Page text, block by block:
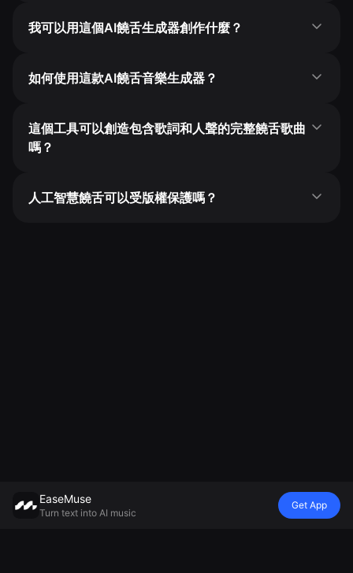
我可以用這個AI饒舌生成器創作什麼？
如何使用這款AI饒舌音樂生成器？
這個工具可以創造包含歌詞和人聲的完整饒舌歌曲
嗎？
人工智慧饒舌可以受版權保護嗎？
EaseMuse
Turn text into AI music
Get App